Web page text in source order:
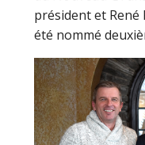
président et René
été nommé